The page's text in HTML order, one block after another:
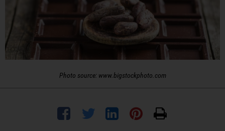
Photo source: www.bigstockphoto.com